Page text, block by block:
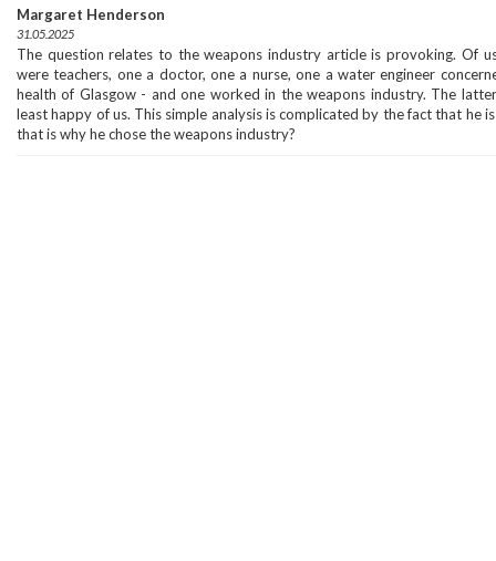
Margaret Henderson
31.05.2025
The question relates to the weapons industry article is provoking. Of
were teachers, one a doctor, one a nurse, one a water engineer
health of Glasgow - and one worked in the weapons industry. The
least happy of us. This simple analysis is complicated by the fact that he
that is why he chose the weapons industry?